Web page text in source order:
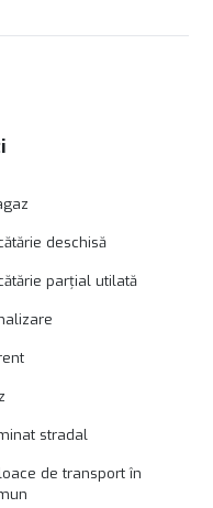
deschisă
parțial utilată
stradal
de transport în